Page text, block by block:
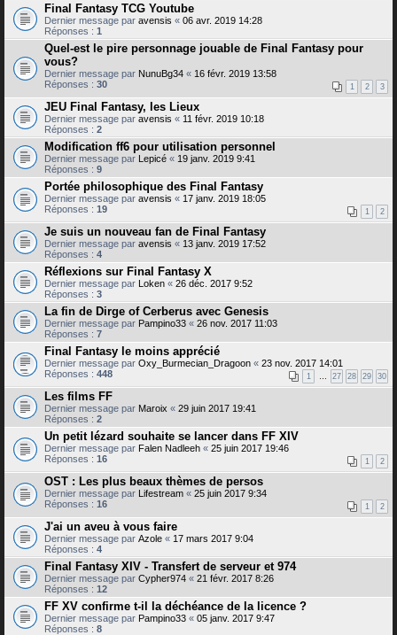
Final Fantasy TCG Youtube
Dernier message par avensis « 06 avr. 2019 14:28
Réponses : 1
Quel-est le pire personnage jouable de Final Fantasy pour
vous?
Dernier message par NunuBg34 « 16 févr. 2019 13:58
Réponses : 30 1 2 3
JEU Final Fantasy, les Lieux
Dernier message par avensis « 11 févr. 2019 10:18
Réponses : 2
Modification ff6 pour utilisation personnel
Dernier message par Lepicé « 19 janv. 2019 9:41
Réponses : 9
Portée philosophique des Final Fantasy
Dernier message par avensis « 17 janv. 2019 18:05
Réponses : 19 1 2
Je suis un nouveau fan de Final Fantasy
Dernier message par avensis « 13 janv. 2019 17:52
Réponses : 4
Réflexions sur Final Fantasy X
Dernier message par Loken « 26 déc. 2017 9:52
Réponses : 3
La fin de Dirge of Cerberus avec Genesis
Dernier message par Pampino33 « 26 nov. 2017 11:03
Réponses : 7
Final Fantasy le moins apprécié
Dernier message par Oxy_Burmecian_Dragoon « 23 nov. 2017 14:01
Réponses : 448 1 27 28 29 30
Les films FF
Dernier message par Maroix « 29 juin 2017 19:41
Réponses : 2
Un petit lézard souhaite se lancer dans FF XIV
Dernier message par Falen Nadleeh « 25 juin 2017 19:46
Réponses : 16 1 2
OST : Les plus beaux thèmes de persos
Dernier message par Lifestream « 25 juin 2017 9:34
Réponses : 16 1 2
J'ai un aveu à vous faire
Dernier message par Azole « 17 mars 2017 9:04
Réponses : 4
Final Fantasy XIV - Transfert de serveur et 974
Dernier message par Cypher974 « 21 févr. 2017 8:26
Réponses : 12
FF XV confirme t-il la déchéance de la licence ?
Dernier message par Pampino33 « 05 janv. 2017 9:47
Réponses : 8